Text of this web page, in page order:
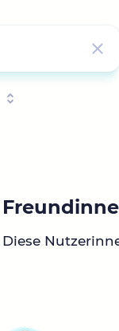
Diese